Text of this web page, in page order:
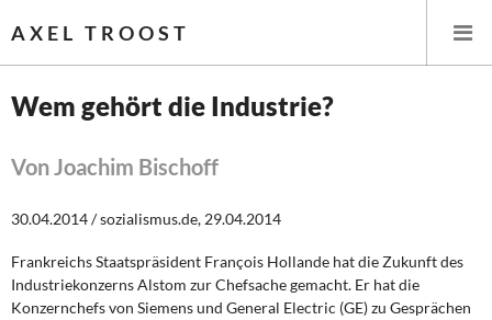
AXEL TROOST
Leitlinien linker Wirtschafts- und Finanzpolitik
Wirtschaftspolitik
Wem gehört die Industrie?
Von Joachim Bischoff
30.04.2014 / sozialismus.de, 29.04.2014
Frankreichs Staatspräsident François Hollande hat die Zukunft des
Industriekonzerns Alstom zur Chefsache gemacht. Er hat die
Konzernchefs von Siemens und General Electric (GE) zu Gesprächen